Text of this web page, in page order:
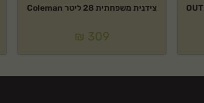
צידנית משפחתית 28 ליטר Coleman
₪ 309